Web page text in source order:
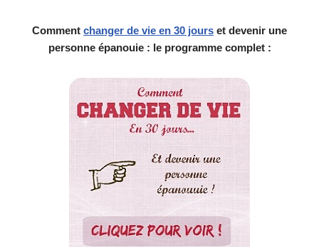
Comment changer de vie en 30 jours et devenir une
personne épanouie : le programme complet :